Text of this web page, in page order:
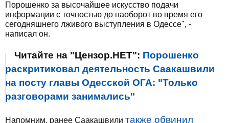
Порошенко за высочайшее искусство подачи
информации с точностью до наоборот во время его
сегодняшнего лживого выступления в Одессе", -
написал он.
Читайте на "Цензор.НЕТ": Порошенко
раскритиковал деятельность Саакашвили
на посту главы Одесской ОГА: "Только
разговорами занимались"
Напомним, ранее Саакашвили также обвинил